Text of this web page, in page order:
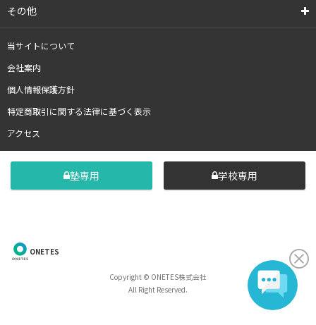
その他
当サイトについて
会社案内
個人情報保護方針
特定商取引に関する法律に基づく表示
アクセス
塾専用 学校専用
ONETES
Copyright © ONETES株式会社
All Right Reserved.